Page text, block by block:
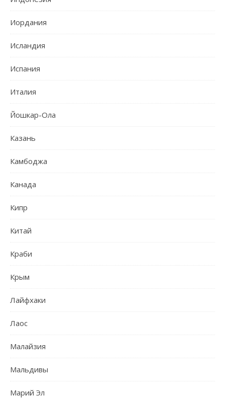
Иордания
Исландия
Испания
Италия
Йошкар-Ола
Казань
Камбоджа
Канада
Кипр
Китай
Краби
Крым
Лайфхаки
Лаос
Малайзия
Мальдивы
Марий Эл